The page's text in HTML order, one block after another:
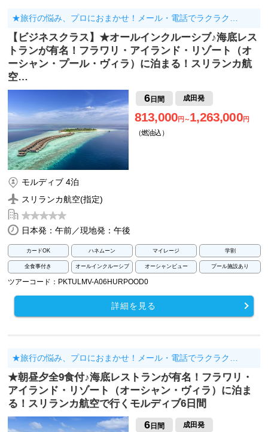
★旅行の悩み、プロにおまかせ！メール・電話でラクラク…
【ビジネスクラス】★オールインクルーシブ♪海底レス
トランが有名！フラワリ・アイランド・リゾート（オ
ーシャン・プール・ヴィラ）に泊まる！スリランカ航
空…
6日間 成田発
813,000円～1,263,000円
（燃油込）
モルディブ 4泊
スリランカ航空(指定)
日本発：午前／現地発：午後
カードOK ハネムーン マイレージ 学割
全食事付き オールインクルーシブ オーシャンビュー プール施設あり
ツアーコード：PKTULMV-A06HURPOOD0
詳細を見る
★旅行の悩み、プロにおまかせ！メール・電話でラクラク…
★朝昼夕全9食付♪海底レストランが有名！フラワリ・
アイランド・リゾート（オーシャン・ヴィラ）に泊ま
る！スリランカ航空で行くモルディブ6日間
6日間 成田発